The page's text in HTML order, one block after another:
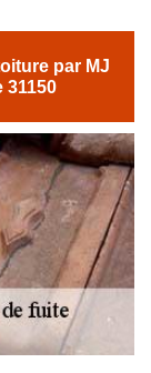
par MJ
31150